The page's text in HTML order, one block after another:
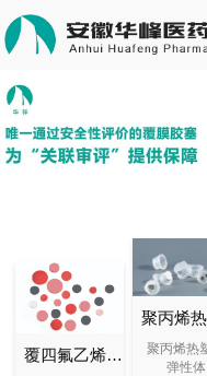
覆四氟乙烯丁基/硅橡胶垫片
聚丙烯热
弹性体